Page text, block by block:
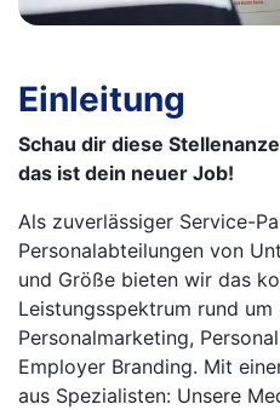
Einleitung
Schau dir diese
das ist dein neuer Job!
Als zuverlässiger Service-
Personalabteilungen von
und Größe bieten wir das
Leistungsspektrum rund um
Personalmarketing,
Employer Branding. Mit
aus Spezialisten: Unsere